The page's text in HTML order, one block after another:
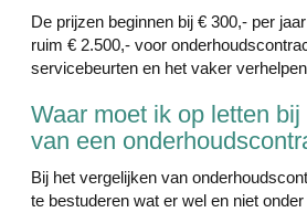
De prijzen beginnen bij € 300,- per
ruim € 2.500,- voor
servicebeurten en het vaker
Waar moet ik op letten
van een
Bij het vergelijken van
te bestuderen wat er wel en niet